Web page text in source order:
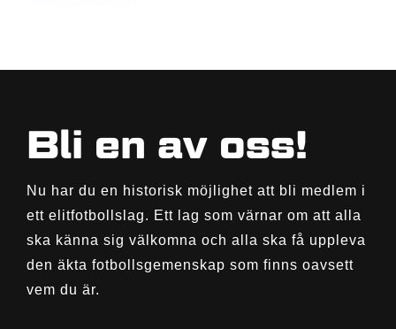
Bli en av oss!
Nu har du en historisk möjlighet att bli medlem i
ett elitfotbollslag. Ett lag som värnar om att alla
ska känna sig välkomna och alla ska få uppleva
den äkta fotbollsgemenskap som finns oavsett
vem du är.